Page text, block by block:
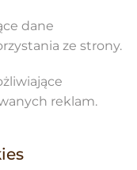
dane
ze strony.
reklam.